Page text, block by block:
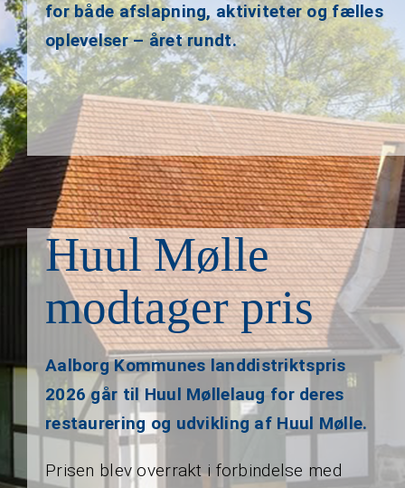
for både afslapning, aktiviteter og fælles
oplevelser – året rundt.
Huul Mølle
modtager pris
Aalborg Kommunes landdistriktspris
2026 går til Huul Møllelaug for deres
restaurering og udvikling af Huul Mølle.
Prisen blev overrakt i forbindelse med